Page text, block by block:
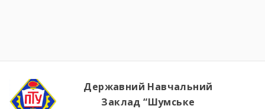
Державний Навчальний
Заклад “Шумське